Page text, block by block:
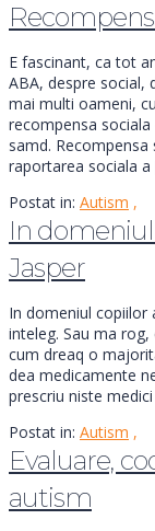
E fascinant, ca tot
ABA, despre social,
mai multi oameni,
recompensa
samd.
raportarea sociala
Postat in: Autism ,
In
Jasper
In domeniul copiilor
inteleg. Sau ma
cum dreaq o
dea medicamente
prescriu niste
Postat in: Autism ,
Evaluare,
autism